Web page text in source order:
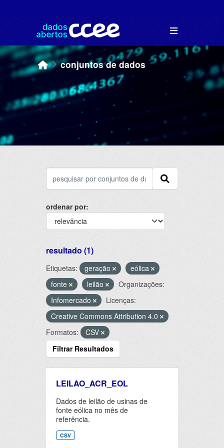
conjuntos de dados
ordenar por
resultado (1)
Etiquetas: geração
eólica
fonte
leilão
Organizações:
Infomercado
Licenças:
Creative Commons Attribution 4.0
Formatos:
CSV
Filtrar Resultados
LEILAO_ACR_EOL
Dados de leilão de usinas de
fonte eólica no mês de
referência.
CSV